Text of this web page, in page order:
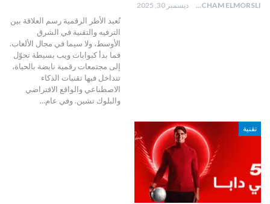
HICHAM ELMORSLI ديسمبر 30, 2025
تُعيد الأطر الرقمية رسم العلاقة بين
الترفيه والتقنية في الشرق
الأوسط، ولا سيما في مجال الألعاب.
فما بدأ كبوابات ويب بسيطة تحوّل
إلى مجتمعات رقمية نابضة بالحياة،
تتداخل فيها تقنيات الذكاء
الاصطناعي والواقع الافتراضي
والبلوك تشين. وفي عام…
تقنية